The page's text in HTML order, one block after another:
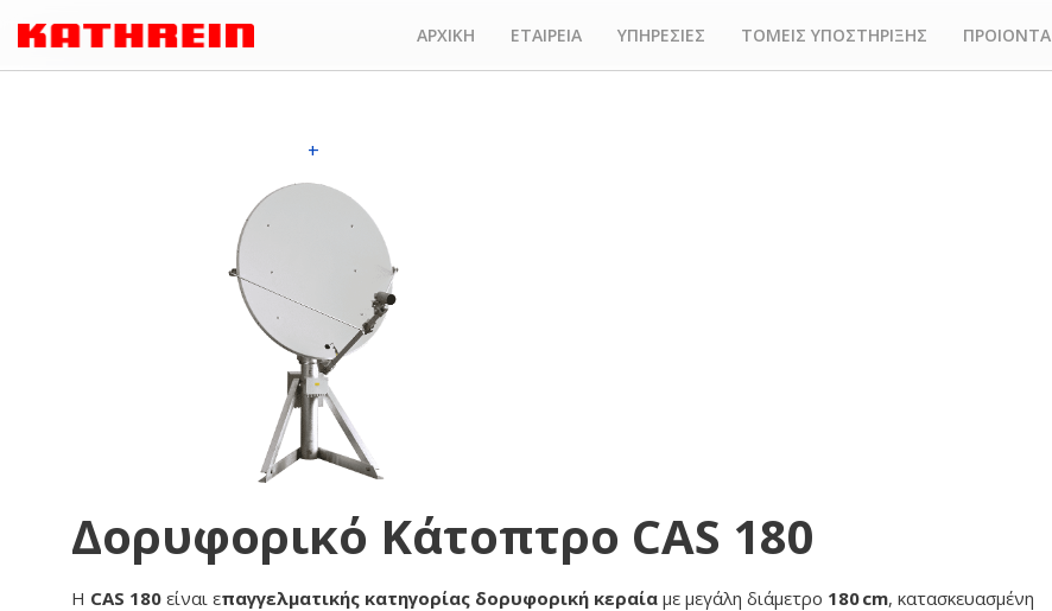
ΑΡΧΙΚΗ ΕΤΑΙΡΕΙΑ ΥΠΗΡΕΣΙΕΣ ΤΟΜΕΙΣ ΥΠΟΣΤΗΡΙΞΗΣ ΠΡΟΙΟΝΤΑ
+
Δορυφορικό Κάτοπτρο CAS 180
Η CAS 180 είναι επαγγελματικής κατηγορίας δορυφορική κεραία με μεγάλη διάμετρο 180 cm, κατασκευασμένη